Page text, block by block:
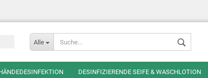
Sprache
Alle
DESINFIZIERENDE SEIFE & WASCHLOTION